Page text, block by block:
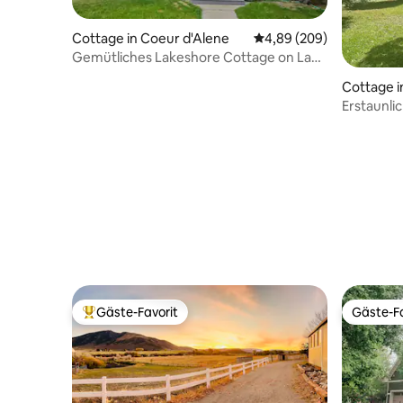
Cottage in Coeur d'Alene Durchschnittliche
4,89 (209)
Gemütliches Lakeshore Cottage on Lake
Cottage
Beliebter Gäste-Favorit.
Gäste-Favorit Gäste-
Gäste-